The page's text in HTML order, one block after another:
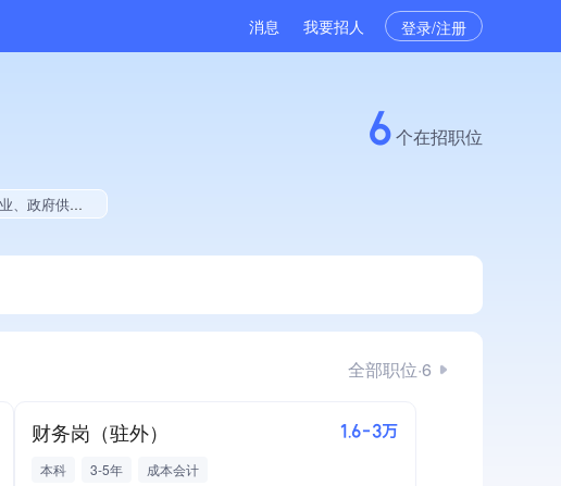
消息 我要招人 登录/注册
软件研发量位于同行前40%、2025年度软件研发量增长
6个在招职位
全部职位·6
财务岗（驻外） 1.6-3万
本科 3-5年 成本会计